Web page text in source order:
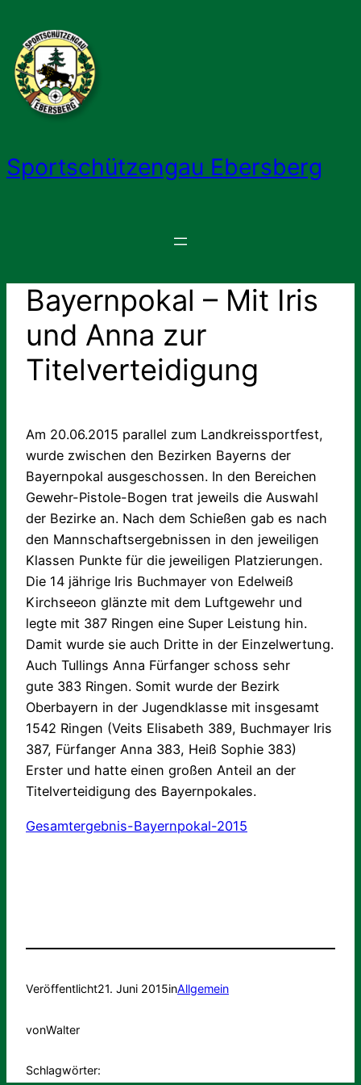
Inhalt
springen
Sportschützengau Ebersberg
Bayernpokal – Mit Iris
und Anna zur
Titelverteidigung
Am 20.06.2015 parallel zum Landkreissportfest,
wurde zwischen den Bezirken Bayerns der
Bayernpokal ausgeschossen. In den Bereichen
Gewehr-Pistole-Bogen trat jeweils die Auswahl
der Bezirke an. Nach dem Schießen gab es nach
den Mannschaftsergebnissen in den jeweiligen
Klassen Punkte für die jeweiligen Platzierungen.
Die 14 jährige Iris Buchmayer von Edelweiß
Kirchseeon glänzte mit dem Luftgewehr und
legte mit 387 Ringen eine Super Leistung hin.
Damit wurde sie auch Dritte in der Einzelwertung.
Auch Tullings Anna Fürfanger schoss sehr
gute 383 Ringen. Somit wurde der Bezirk
Oberbayern in der Jugendklasse mit insgesamt
1542 Ringen (Veits Elisabeth 389, Buchmayer Iris
387, Fürfanger Anna 383, Heiß Sophie 383)
Erster und hatte einen großen Anteil an der
Titelverteidigung des Bayernpokales.
Gesamtergebnis-Bayernpokal-2015
Veröffentlicht21. Juni 2015inAllgemein
vonWalter
Schlagwörter: